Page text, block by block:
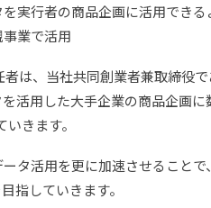
実行者の商品企画に活用でき
業で活用
は、当社共同創業者兼取締役
活用した大手企業の商品企画
きます。
タ活用を更に加速させること
指していきます。